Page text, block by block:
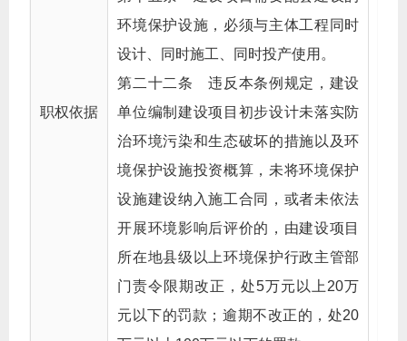
职权依据
环境保护设施，必须与主体工程同时
设计、同时施工、同时投产使用。
第二十二条 违反本条例规定，建设
单位编制建设项目初步设计未落实防
治环境污染和生态破坏的措施以及环
境保护设施投资概算，未将环境保护
设施建设纳入施工合同，或者未依法
开展环境影响后评价的，由建设项目
所在地县级以上环境保护行政主管部
门责令限期改正，处5万元以上20万
元以下的罚款；逾期不改正的，处20